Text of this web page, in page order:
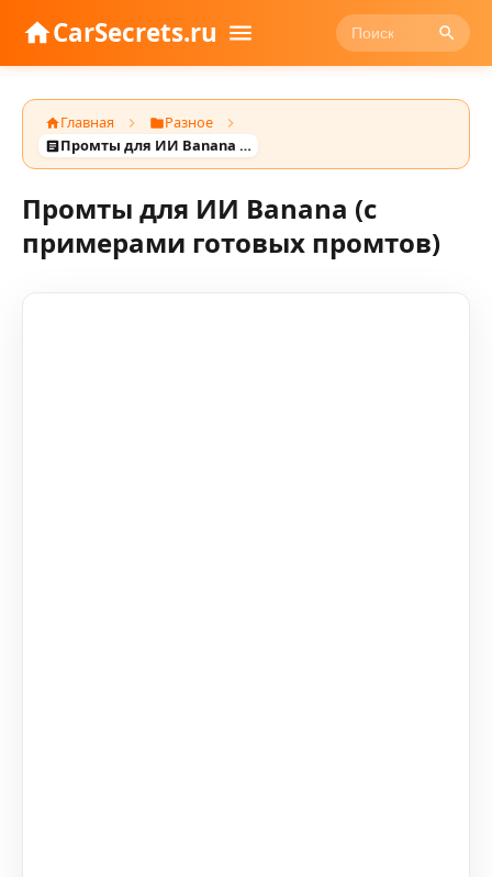
CarSecrets.ru
Главная
Разное
Промты для ИИ Banana (с примерами готовых промтов)
Промты для ИИ Banana (с
примерами готовых промтов)